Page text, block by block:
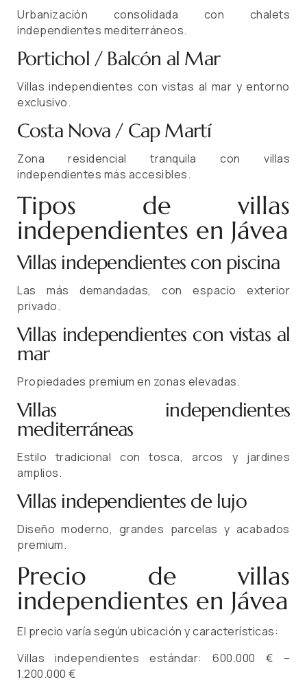
Urbanización consolidada con chalets
independientes mediterráneos.
Portichol / Balcón al Mar
Villas independientes con vistas al mar y entorno
exclusivo.
Costa Nova / Cap Martí
Zona residencial tranquila con villas
independientes más accesibles.
Tipos de villas
independientes en Jávea
Villas independientes con piscina
Las más demandadas, con espacio exterior
privado.
Villas independientes con vistas al
mar
Propiedades premium en zonas elevadas.
Villas independientes
mediterráneas
Estilo tradicional con tosca, arcos y jardines
amplios.
Villas independientes de lujo
Diseño moderno, grandes parcelas y acabados
premium.
Precio de villas
independientes en Jávea
El precio varía según ubicación y características:
Villas independientes estándar: 600.000 € –
1.200.000 €